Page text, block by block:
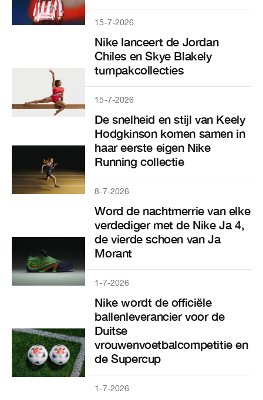
15-7-2026
Nike lanceert de Jordan
Chiles en Skye Blakely
turnpakcollecties
15-7-2026
De snelheid en stijl van Keely
Hodgkinson komen samen in
haar eerste eigen Nike
Running collectie
8-7-2026
Word de nachtmerrie van elke
verdediger met de Nike Ja 4,
de vierde schoen van Ja
Morant
1-7-2026
Nike wordt de officiële
ballenleverancier voor de
Duitse
vrouwenvoetbalcompetitie en
de Supercup
1-7-2026